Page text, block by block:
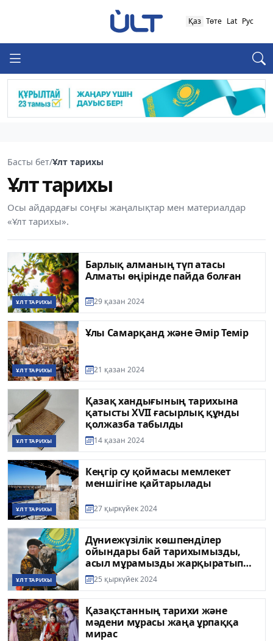
Қаз Төте Lat Рус
Басты бет/Ұлт тарихы
Ұлт тарихы
Осы айдардағы соңғы жаңалықтар мен материалдар
«Ұлт тарихы».
ҰЛТ ТАРИХЫ
Барлық алманың түп атасы
Алматы өңірінде пайда болған
29 қазан 2024
ҰЛТ ТАРИХЫ
Ұлы Самарқанд және Әмір Темір
21 қазан 2024
ҰЛТ ТАРИХЫ
Қазақ хандығының тарихына
қатысты XVII ғасырлық құнды
қолжазба табылды
14 қазан 2024
ҰЛТ ТАРИХЫ
Кеңгір су қоймасы мемлекет
меншігіне қайтарылады
27 қыркүйек 2024
ҰЛТ ТАРИХЫ
Дүниежүзілік көшпенділер
ойындары бай тарихымызды,
асыл мұрамызды жарқыратып
айдай әлемге көрсетті
25 қыркүйек 2024
Қазақстанның тарихи және
мәдени мұрасы жаңа ұрпаққа
мирас